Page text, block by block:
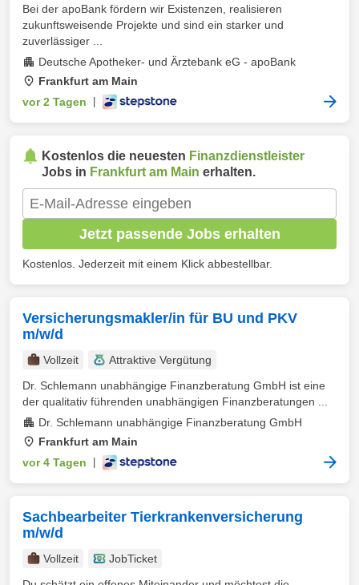
Bei der apoBank fördern wir Existenzen, realisieren
zukunftsweisende Projekte und sind ein starker und
zuverlässiger ...
Deutsche Apotheker- und Ärztebank eG - apoBank
Frankfurt am Main
vor 2 Tagen
Kostenlos die neuesten Finanzdienstleister
Jobs in Frankfurt am Main erhalten.
Jetzt passende Jobs erhalten
Kostenlos. Jederzeit mit einem Klick abbestellbar.
Versicherungsmakler/in für BU und PKV
m/w/d
Vollzeit
Attraktive Vergütung
Dr. Schlemann unabhängige Finanzberatung GmbH ist eine
der qualitativ führenden unabhängigen Finanzberatungen ...
Dr. Schlemann unabhängige Finanzberatung GmbH
Frankfurt am Main
vor 4 Tagen
Sachbearbeiter Tierkrankenversicherung
m/w/d
Vollzeit
JobTicket